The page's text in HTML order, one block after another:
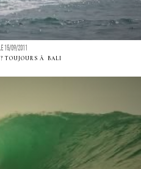
15/09/2011
TOUJOURS Ã BALI